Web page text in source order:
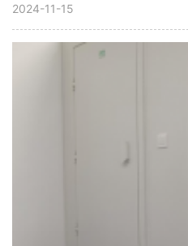
2024-11-15